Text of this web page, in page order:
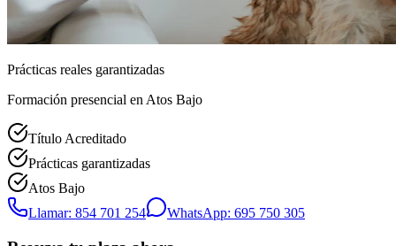
Prácticas reales garantizadas
Formación presencial en Atos Bajo
Título Acreditado
Prácticas garantizadas
Atos Bajo
Llamar: 854 701 254
WhatsApp: 695 750 305